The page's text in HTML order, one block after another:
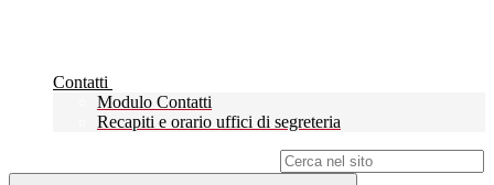
Contatti
Modulo Contatti
Recapiti e orario uffici di segreteria